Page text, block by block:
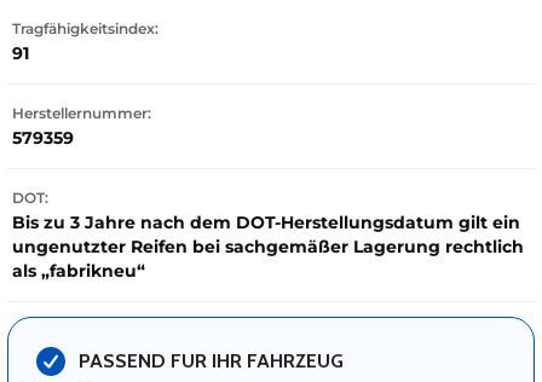
Tragfähigkeitsindex:
91
Herstellernummer:
579359
DOT:
Bis zu 3 Jahre nach dem DOT-Herstellungsdatum gilt ein
ungenutzter Reifen bei sachgemäßer Lagerung rechtlich
als „fabrikneu“
PASSEND FUR IHR FAHRZEUG